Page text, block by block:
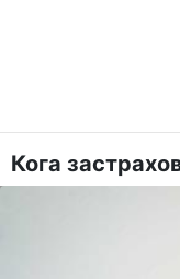
Кога